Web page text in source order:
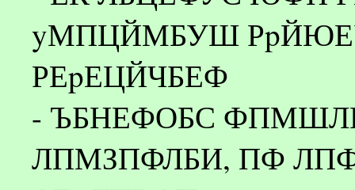
yМПЦЙМБУШ
РЕpЕЦЙЧБЕФ
- ЪБНЕФОБС
ЛПМЗПФЛБИ, ПФ